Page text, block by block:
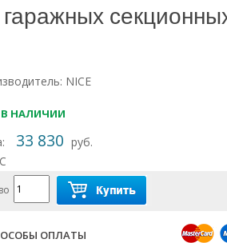
гаражных
NICE
В НАЛИЧИИ
33 830 руб.
ОПЛАТЫ